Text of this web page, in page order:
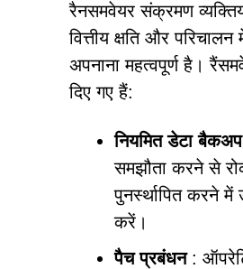
रैनसमवेयर संक्रमण
वित्तीय क्षति और
अपनाना महत्वपूर्ण है।
दिए गए हैं:
नियमित डेटा बैकअप
समझौता करने से
पुनर्स्थापित करने
करें।
पैच प्रबंधन: